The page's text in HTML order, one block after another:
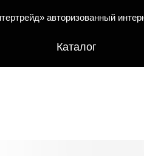
авторизованный
Каталог